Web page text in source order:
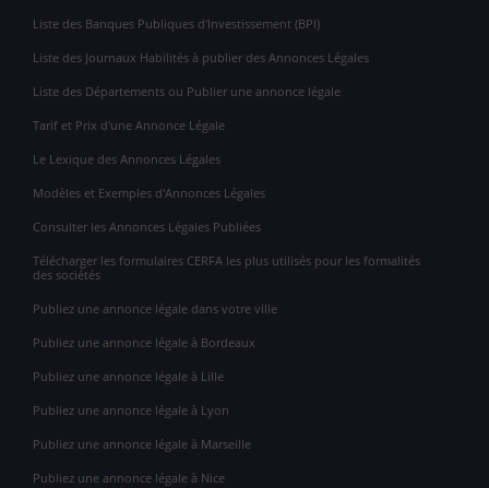
Liste des Banques Publiques d'Investissement (BPI)
Liste des Journaux Habilités à publier des Annonces Légales
Liste des Départements ou Publier une annonce légale
Tarif et Prix d'une Annonce Légale
Le Lexique des Annonces Légales
Modèles et Exemples d'Annonces Légales
Consulter les Annonces Légales Publiées
Télécharger les formulaires CERFA les plus utilisés pour les formalités
des sociétés
Publiez une annonce légale dans votre ville
Publiez une annonce légale à Bordeaux
Publiez une annonce légale à Lille
Publiez une annonce légale à Lyon
Publiez une annonce légale à Marseille
Publiez une annonce légale à Nice